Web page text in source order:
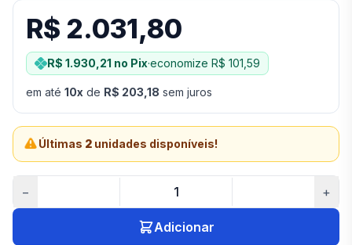
R$ 2.031,80
R$ 1.930,21 no Pix·economize R$ 101,59
em até 10x de R$ 203,18 sem juros
Últimas 2 unidades disponíveis!
− +
Adicionar